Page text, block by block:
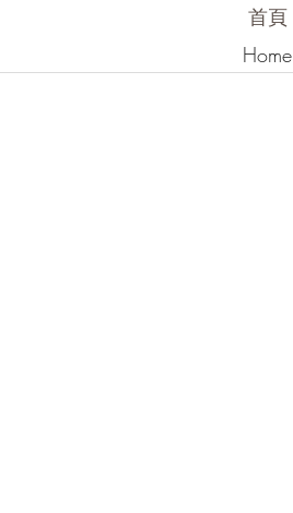
​首頁
Home